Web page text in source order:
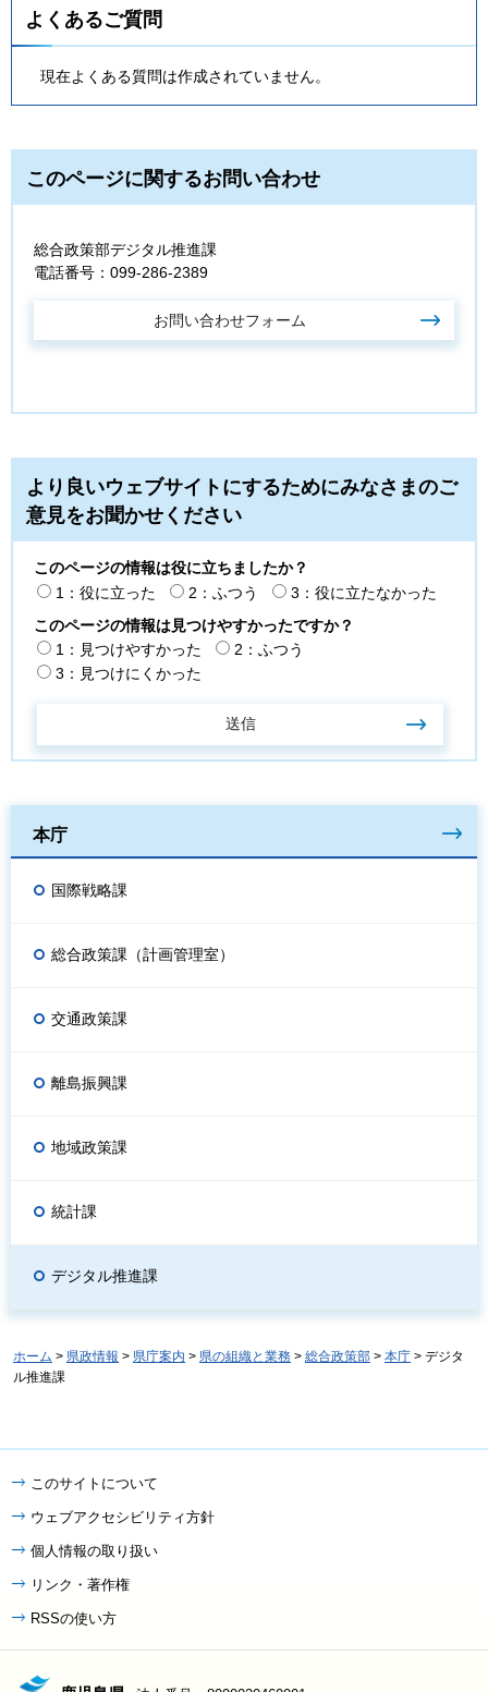
よくあるご質問
現在よくある質問は作成されていません。
このページに関するお問い合わせ
総合政策部デジタル推進課
電話番号：099-286-2389
より良いウェブサイトにするためにみなさまのご
意見をお聞かせください
このページの情報は役に立ちましたか？
1：役に立った
2：ふつう
3：役に立たなかった
このページの情報は見つけやすかったですか？
1：見つけやすかった
2：ふつう
3：見つけにくかった
本庁
国際戦略課
総合政策課（計画管理室）
交通政策課
離島振興課
地域政策課
統計課
デジタル推進課
ホーム > 県政情報 > 県庁案内 > 県の組織と業務 > 総合政策部 > 本庁 > デジタ
ル推進課
このサイトについて
ウェブアクセシビリティ方針
個人情報の取り扱い
リンク・著作権
RSSの使い方